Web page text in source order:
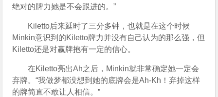
绝对的牌力她是不会跟进的。”
Kiletto后来延时了三分多钟，也就是在这个时候
Minkin意识到的Kiletto牌力并没有自己认为的那么强，但
Kiletto还是对赢牌抱有一定的信心。
在Kiletto亮出Ah之后，Minkin就非常确定她一定会
弃牌。“我做梦都没想到她的底牌会是Ah-Kh！弃掉这样
的牌简直不敢让人相信。”